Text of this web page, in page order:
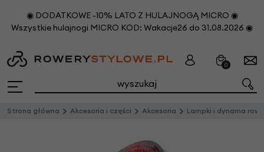
◉ DODATKOWE -10% LATO Z HULAJNOGĄ MICRO ◉
Wszystkie hulajnogi MICRO KOD: Wakacje26 do 31.08.2026 ◉
0
Strona główna Akcesoria i części Akcesoria Lampki i dynama